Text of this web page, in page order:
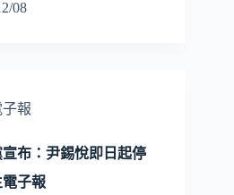
08
子報
布：尹錫悅即日起停
電子報